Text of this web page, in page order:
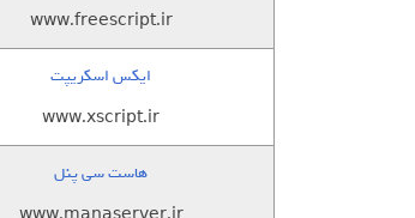
www.freescript.ir
ایکس اسکریپت
www.xscript.ir
هاست سی پنل